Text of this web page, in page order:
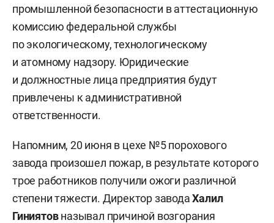
промышленной безопасности в аттестационную
комиссию федеральной службы
по экологическому, технологическому
и атомному надзору. Юридические
и должностные лица предприятия будут
привлечены к административной
ответственности.
Напомним, 20 июня в цехе №5 порохового
завода произошел пожар, в результате которого
трое работников получили ожоги различной
степени тяжести. Директор заводаХалил
Гиниятов называл причиной возгорания